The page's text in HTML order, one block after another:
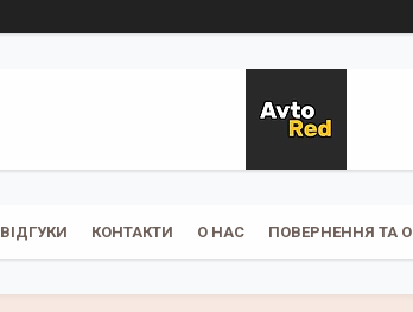
ВІДГУКИ КОНТАКТИ О НАС ПОВЕРНЕННЯ ТА